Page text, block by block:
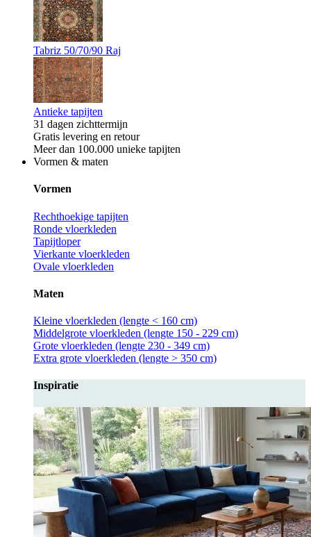
Tabriz 50/70/90 Raj
Antieke tapijten
31 dagen zichttermijn
Gratis levering en retour
Meer dan 100.000 unieke tapijten
Vormen & maten
Vormen
Rechthoekige tapijten
Ronde vloerkleden
Tapijtloper
Vierkante vloerkleden
Ovale vloerkleden
Maten
Kleine vloerkleden (lengte < 160 cm)
Middelgrote vloerkleden (lengte 150 - 229 cm)
Grote vloerkleden (lengte 230 - 349 cm)
Extra grote vloerkleden (lengte > 350 cm)
Inspiratie